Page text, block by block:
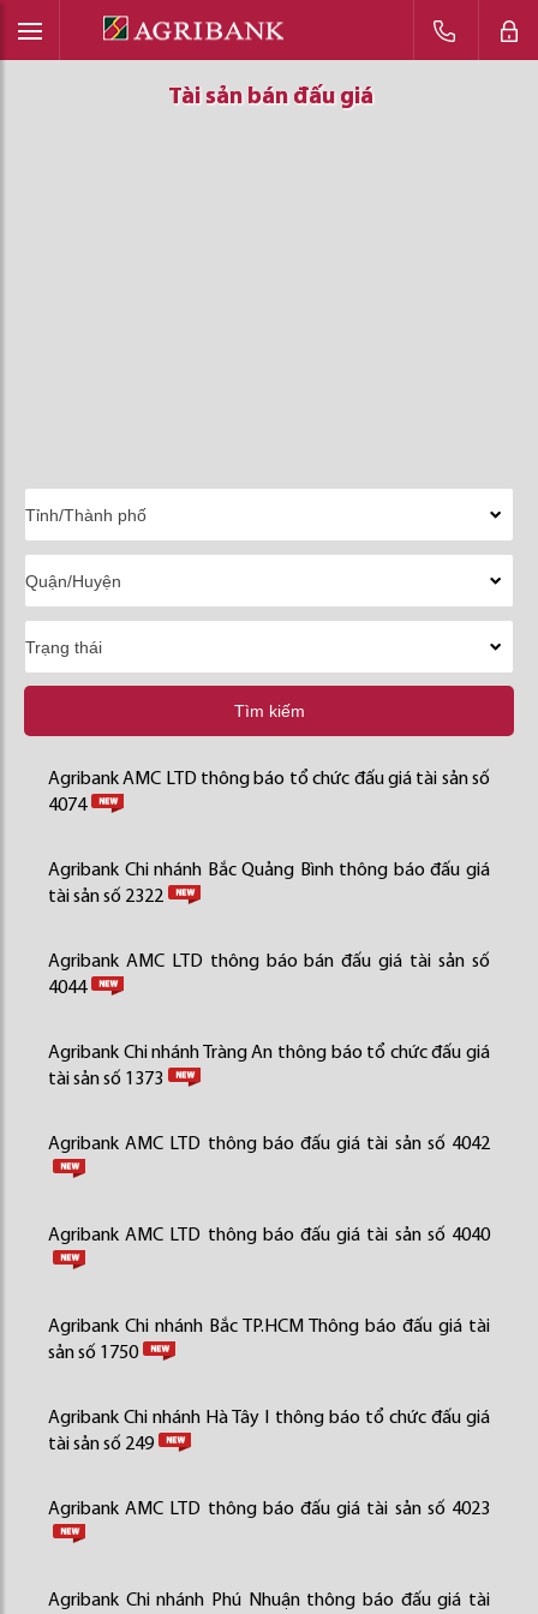
Tài sản bán đấu giá
Tài sản bán đấu giá
Tài sản bán đấu giá
Tìm kiếm
Agribank AMC LTD thông báo tổ chức đấu giá tài sản số
4074
Agribank Chi nhánh Bắc Quảng Bình thông báo đấu giá
tài sản số 2322
Agribank AMC LTD thông báo bán đấu giá tài sản số
4044
Agribank Chi nhánh Tràng An thông báo tổ chức đấu giá
tài sản số 1373
Agribank AMC LTD thông báo đấu giá tài sản số 4042
Agribank AMC LTD thông báo đấu giá tài sản số 4040
Agribank Chi nhánh Bắc TP.HCM Thông báo đấu giá tài
sản số 1750
Agribank Chi nhánh Hà Tây I thông báo tổ chức đấu giá
tài sản số 249
Agribank AMC LTD thông báo đấu giá tài sản số 4023
Agribank Chi nhánh Phú Nhuận thông báo đấu giá tài